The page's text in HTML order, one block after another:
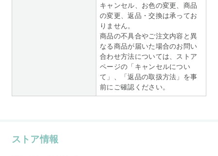
キャンセル、お色の変更、商品
の変更、返品・交換は承ってお
りません。
商品の不具合やご注文内容と異
なる商品が届いた場合のお問い
合わせ方法については、ストア
ページの「キャンセルについ
て」、「返品の取扱方法」を事
前にご確認ください。
ストア情報